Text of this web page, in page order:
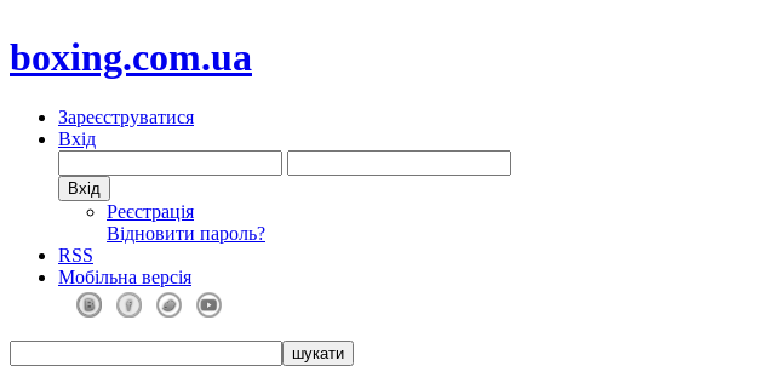
boxing.com.ua
Зареєструватися
Вхід
Реєстрація
Відновити пароль?
RSS
Мобільна версія